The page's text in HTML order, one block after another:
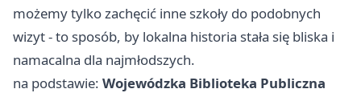
możemy tylko zachęcić inne szkoły do podobnych
wizyt - to sposób, by lokalna historia stała się bliska i
namacalna dla najmłodszych.
na podstawie: Wojewódzka Biblioteka Publiczna